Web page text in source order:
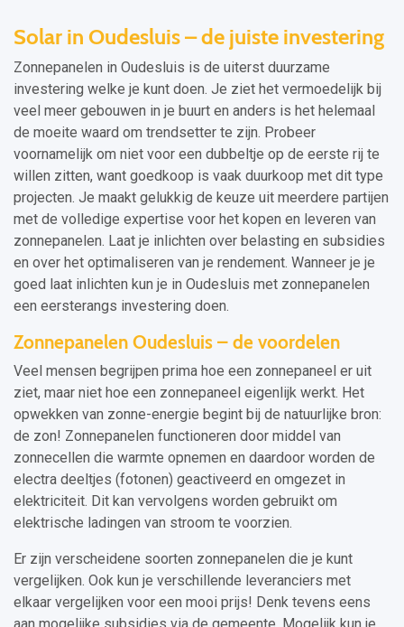
Solar in Oudesluis – de juiste investering
Zonnepanelen in Oudesluis is de uiterst duurzame
investering welke je kunt doen. Je ziet het vermoedelijk bij
veel meer gebouwen in je buurt en anders is het helemaal
de moeite waard om trendsetter te zijn. Probeer
voornamelijk om niet voor een dubbeltje op de eerste rij te
willen zitten, want goedkoop is vaak duurkoop met dit type
projecten. Je maakt gelukkig de keuze uit meerdere partijen
met de volledige expertise voor het kopen en leveren van
zonnepanelen. Laat je inlichten over belasting en subsidies
en over het optimaliseren van je rendement. Wanneer je je
goed laat inlichten kun je in Oudesluis met zonnepanelen
een eersterangs investering doen.
Zonnepanelen Oudesluis – de voordelen
Veel mensen begrijpen prima hoe een zonnepaneel er uit
ziet, maar niet hoe een zonnepaneel eigenlijk werkt. Het
opwekken van zonne-energie begint bij de natuurlijke bron:
de zon! Zonnepanelen functioneren door middel van
zonnecellen die warmte opnemen en daardoor worden de
electra deeltjes (fotonen) geactiveerd en omgezet in
elektriciteit. Dit kan vervolgens worden gebruikt om
elektrische ladingen van stroom te voorzien.
Er zijn verscheidene soorten zonnepanelen die je kunt
vergelijken. Ook kun je verschillende leveranciers met
elkaar vergelijken voor een mooi prijs! Denk tevens eens